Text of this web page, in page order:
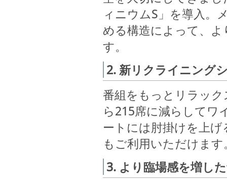
ィニウムS」を導入。
める構造によって、
す。
2. 新リクライニング
番組をもっとリラッ
ら215席に減らしてワ
ートには肘掛けを上
もご利用いただけます
3. より臨場感を増し